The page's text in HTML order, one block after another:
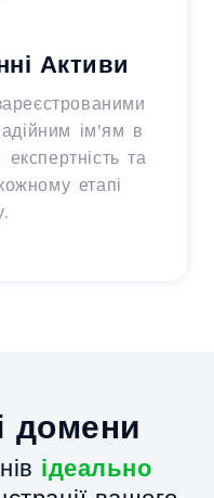
Активи
ім'ям в
експертність та
етапі
домени
ідеально